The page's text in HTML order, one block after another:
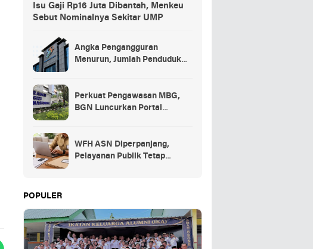
Isu Gaji Rp16 Juta Dibantah, Menkeu
Sebut Nominalnya Sekitar UMP
Angka Pengangguran
Menurun, Jumlah Penduduk
Perkuat Pengawasan MBG,
BGN Luncurkan Portal
WFH ASN Diperpanjang,
Pelayanan Publik Tetap
POPULER